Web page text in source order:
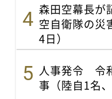
森田空幕長
空自衛隊の災
4日）
人事発令 令
事（陸自1名